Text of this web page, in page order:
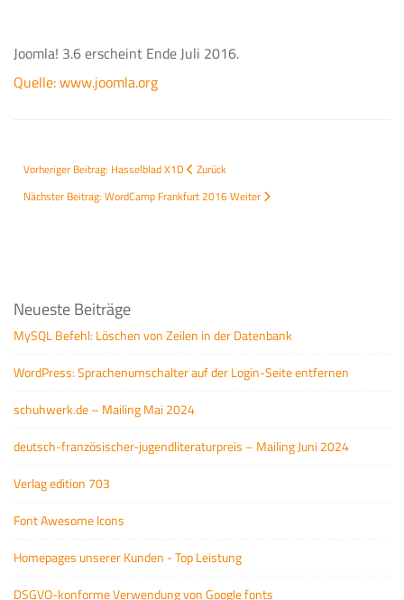
Joomla! 3.6 erscheint Ende Juli 2016.
Quelle: www.joomla.org
Vorheriger Beitrag: Hasselblad X1D
Zurück
Nächster Beitrag: WordCamp Frankfurt 2016Weiter
Neueste Beiträge
MySQL Befehl: Löschen von Zeilen in der Datenbank
WordPress: Sprachenumschalter auf der Login-Seite entfernen
schuhwerk.de – Mailing Mai 2024
deutsch-französischer-jugendliteraturpreis – Mailing Juni 2024
Verlag edition 703
Font Awesome Icons
Homepages unserer Kunden - Top Leistung
DSGVO-konforme Verwendung von Google fonts